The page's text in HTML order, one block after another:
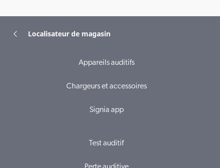
Localisateur de magasin
Appareils auditifs
Chargeurs et accessoires
Signia app
Test auditif